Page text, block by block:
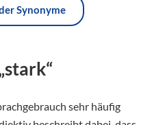
Synonyme
sehr häufig